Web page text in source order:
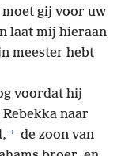
moet gij voor uw
laat mij hieraan
meester hebt
voordat hij
naar
+ de zoon van